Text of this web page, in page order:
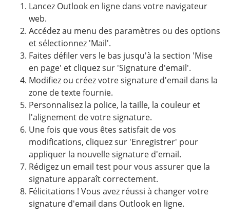
Lancez Outlook en ligne dans votre navigateur
web.
Accédez au menu des paramètres ou des options
et sélectionnez 'Mail'.
Faites défiler vers le bas jusqu'à la section 'Mise
en page' et cliquez sur 'Signature d'email'.
Modifiez ou créez votre signature d'email dans la
zone de texte fournie.
Personnalisez la police, la taille, la couleur et
l'alignement de votre signature.
Une fois que vous êtes satisfait de vos
modifications, cliquez sur 'Enregistrer' pour
appliquer la nouvelle signature d'email.
Rédigez un email test pour vous assurer que la
signature apparaît correctement.
Félicitations ! Vous avez réussi à changer votre
signature d'email dans Outlook en ligne.